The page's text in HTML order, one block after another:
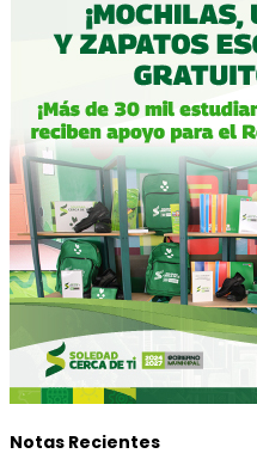
Notas Recientes